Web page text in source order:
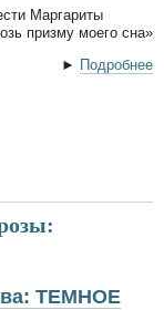
Маргариты
призму моего сна»
► Подробнее
ТЕМНОЕ